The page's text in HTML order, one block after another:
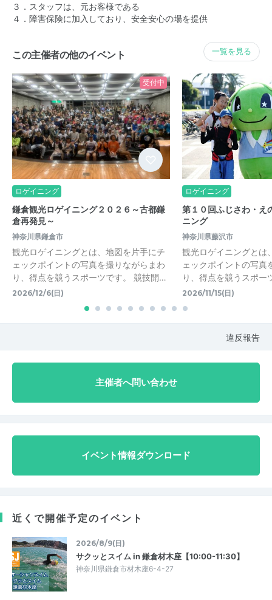
３．スタッフは、元お客様である
４．障害保険に加入しており、安全安心の場を提供
この主催者の他のイベント 一覧を見る
受付中
ロゲイニング
鎌倉観光ロゲイニング２０２６～古都鎌
倉再発見～
神奈川県鎌倉市
観光ロゲイニングとは、地図を片手にチ
ェックポイントの写真を撮りながらまわ
り、得点を競うスポーツです。 競技開…
2026/12/6(日)
ロゲイニング
第１０回ふじさわ・え
ニング
神奈川県藤沢市
観光ロゲイニングとは
ェックポイントの写真
り、得点を競うスポ
2026/11/15(日)
違反報告
主催者へ問い合わせ
イベント情報ダウンロード
近くで開催予定のイベント
2026/8/9(日)
サクッとスイム in 鎌倉材木座【10:00-11:30】
神奈川県鎌倉市材木座6-4-27